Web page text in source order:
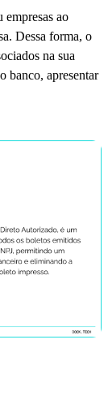
empresas ao
Dessa forma, o
na sua
banco, apresentar